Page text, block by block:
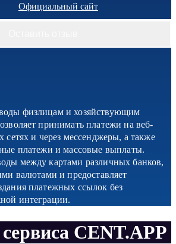
Официальный сайт
физлицам и хозяйствующим
принимать платежи на веб-
сетях и через мессенджеры, а также
платежи и массовые выплаты.
между картами различных банков,
валютами и предоставляет
платежных ссылок без
интеграции.
сервиса CENT.APP